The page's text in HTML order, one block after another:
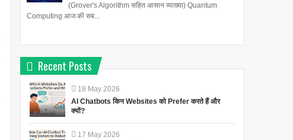
(Grover's Algorithm सहित आसान व्याख्या) Quantum
Computing आज की सब...
Recent Posts
18 May 2026
AI Chatbots किन Websites को Prefer करते हैं और
क्यों?
17 May 2026